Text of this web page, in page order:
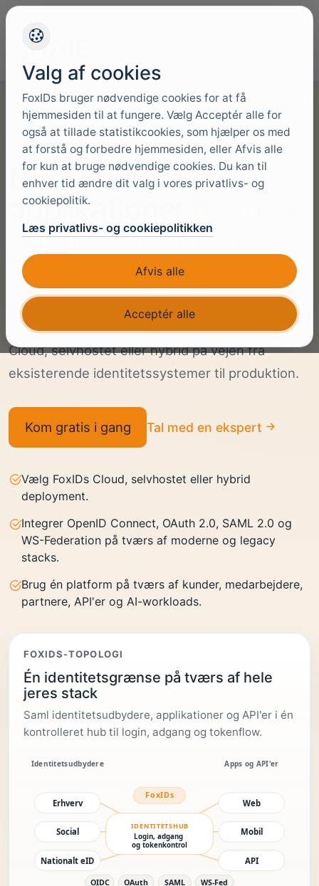
EUROPÆISK IDENTITETSINFRASTRUKTUR
Beskyt alle
applikationer
opgive kontrollen
FoxIDs er en EU-first identitetsplatform til
teams, der har brug for åbne standarder,
protocol bridging og mulighed for at køre FoxIDs
Cloud, selvhostet eller hybrid på vejen fra
eksisterende identitetssystemer til produktion.
Kom gratis i gang Tal med en ekspert
Vælg FoxIDs Cloud, selvhostet eller hybrid
deployment.
Integrer OpenID Connect, OAuth 2.0, SAML 2.0 og
WS-Federation på tværs af moderne og legacy
stacks.
Brug én platform på tværs af kunder, medarbejdere,
partnere, API'er og AI-workloads.
FOXIDS-TOPOLOGI
Én identitetsgrænse på tværs af hele
jeres stack
Saml identitetsudbydere, applikationer og API'er i én
kontrolleret hub til login, adgang og tokenflow.
Valg af cookies
FoxIDs bruger nødvendige cookies for at få
hjemmesiden til at fungere. Vælg Acceptér alle for
også at tillade statistikcookies, som hjælper os med
at forstå og forbedre hjemmesiden, eller Afvis alle
for kun at bruge nødvendige cookies. Du kan til
enhver tid ændre dit valg i vores privatlivs- og
cookiepolitik.
Læs privatlivs- og cookiepolitikken
Afvis alle
Acceptér alle